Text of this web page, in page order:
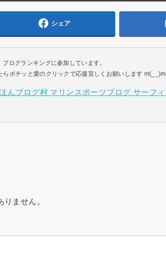
シェア
ブログランキングに参加しています。
らポチッと愛のクリックで応援宜しくお願いします m(__)m
ません。